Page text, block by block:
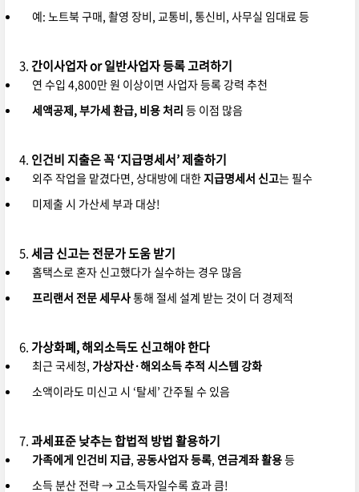
예: 노트북 구매, 촬영 장비, 교통비, 통신비, 사무실 임대료 등
간이사업자 or 일반사업자 등록 고려하기
연 수입 4,800만 원 이상이면 사업자 등록 강력 추천
세액공제, 부가세 환급, 비용 처리 등 이점 많음
인건비 지출은 꼭 ‘지급명세서’ 제출하기
외주 작업을 맡겼다면, 상대방에 대한지급명세서 신고는 필수
미제출 시 가산세 부과 대상!
세금 신고는 전문가 도움 받기
홈택스로 혼자 신고했다가 실수하는 경우 많음
프리랜서 전문 세무사통해 절세 설계 받는 것이 더 경제적
가상화폐, 해외소득도 신고해야 한다
최근 국세청, 가상자산·해외소득 추적 시스템 강화
소액이라도 미신고 시 ‘탈세’ 간주될 수 있음
과세표준 낮추는 합법적 방법 활용하기
가족에게 인건비 지급, 공동사업자 등록, 연금계좌 활용등
소득 분산 전략 → 고소득자일수록 효과 큼!